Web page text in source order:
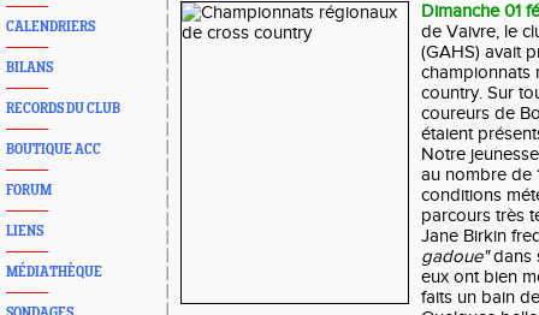
CALENDRIERS
BILANS
RECORDS DU CLUB
BOUTIQUE ACC
FORUM
LIENS
MÉDIATHÈQUE
Dimanche 01
de Vaivre, le
(GAHS) avait
championnats
country. Sur
coureurs de
étaient
Notre
au nombre de
conditions
parcours très
Jane Birkin
gadoue"dans
eux ont bien
faits un bain